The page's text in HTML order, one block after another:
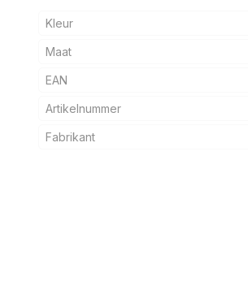
Kleur
Maat
EAN
Artikelnummer
Fabrikant